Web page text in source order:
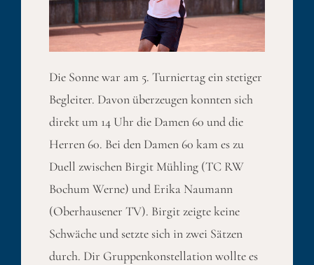
Die Sonne war am 5. Turniertag ein stetiger
Begleiter. Davon überzeugen konnten sich
direkt um 14 Uhr die Damen 60 und die
Herren 60. Bei den Damen 60 kam es zu
Duell zwischen Birgit Mühling (TC RW
Bochum Werne) und Erika Naumann
(Oberhausener TV). Birgit zeigte keine
Schwäche und setzte sich in zwei Sätzen
durch. Dir Gruppenkonstellation wollte es